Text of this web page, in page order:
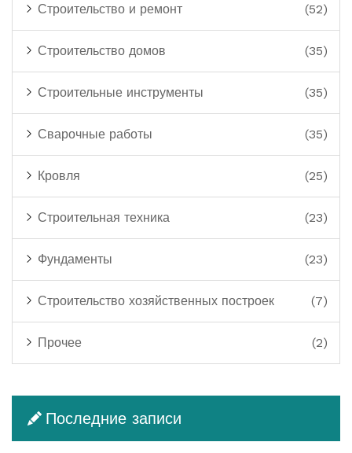
Строительство и ремонт (52)
Строительство домов (35)
Строительные инструменты (35)
Сварочные работы (35)
Кровля (25)
Строительная техника (23)
Фундаменты (23)
Строительство хозяйственных построек (7)
Прочее (2)
Последние записи